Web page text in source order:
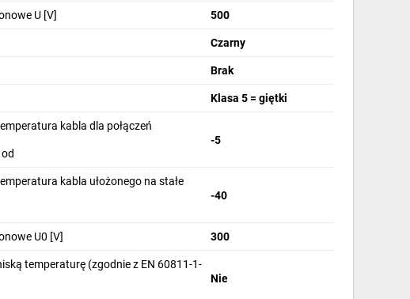
U [V] 500
Czarny
Brak
Klasa 5 = giętki
kabla dla połączeń
-5
kabla ułożonego na stałe
-40
U0 [V] 300
temperaturę (zgodnie z EN 60811-1-
Nie